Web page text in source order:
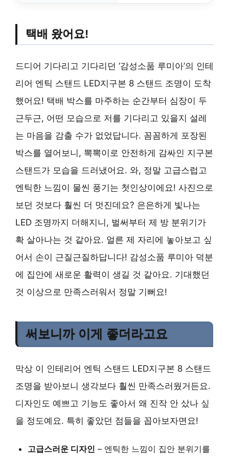
택배 왔어요!
드디어 기다리고 기다리던 ‘감성소품 루미아’의 인테
리어 엔틱 스탠드 LED지구본 8 스탠드 조명이 도착
했어요! 택배 박스를 마주하는 순간부터 심장이 두
근두근, 어떤 모습으로 저를 기다리고 있을지 설레
는 마음을 감출 수가 없었답니다. 꼼꼼하게 포장된
박스를 열어보니, 뽁뽁이로 안전하게 감싸인 지구본
스탠드가 모습을 드러냈어요. 와, 정말 고급스럽고
엔틱한 느낌이 물씬 풍기는 첫인상이에요! 사진으로
보던 것보다 훨씬 더 멋진데요? 은은하게 빛나는
LED 조명까지 더해지니, 벌써부터 제 방 분위기가
확 살아나는 것 같아요. 얼른 제 자리에 놓아보고 싶
어서 손이 근질근질하답니다! 감성소품 루미아 덕분
에 집안에 새로운 활력이 생길 것 같아요. 기대했던
것 이상으로 만족스러워서 정말 기뻐요!
써보니까 이게 좋더라고요
막상 이 인테리어 엔틱 스탠드 LED지구본 8 스탠드
조명을 받아보니 생각보다 훨씬 만족스러웠거든요.
디자인도 예쁘고 기능도 좋아서 왜 진작 안 샀나 싶
을 정도예요. 특히 좋았던 점들을 꼽아보자면요!
고급스러운 디자인 – 엔틱한 느낌이 집안 분위기를